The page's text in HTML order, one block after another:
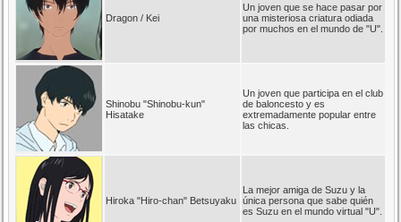
Dragon / Kei
Un joven que se hace pasar por
una misteriosa criatura odiada
por muchos en el mundo de "U".
Shinobu "Shinobu-kun"
Hisatake
Un joven que participa en el club
de baloncesto y es
extremadamente popular entre
las chicas.
Hiroka "Hiro-chan" Betsuyaku
La mejor amiga de Suzu y la
única persona que sabe quién
es Suzu en el mundo virtual "U".